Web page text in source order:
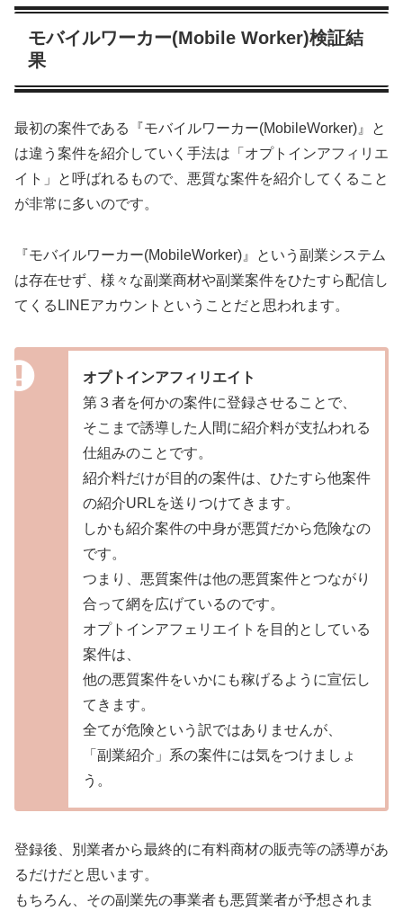
モバイルワーカー(Mobile Worker)検証結
果
最初の案件である『モバイルワーカー(MobileWorker)』と
は違う案件を紹介していく手法は「オプトインアフィリエ
イト」と呼ばれるもので、悪質な案件を紹介してくること
が非常に多いのです。
『モバイルワーカー(MobileWorker)』という副業システム
は存在せず、様々な副業商材や副業案件をひたすら配信し
てくるLINEアカウントということだと思われます。
オプトインアフィリエイト
第３者を何かの案件に登録させることで、
そこまで誘導した人間に紹介料が支払われる
仕組みのことです。
紹介料だけが目的の案件は、ひたすら他案件
の紹介URLを送りつけてきます。
しかも紹介案件の中身が悪質だから危険なの
です。
つまり、悪質案件は他の悪質案件とつながり
合って網を広げているのです。
オプトインアフェリエイトを目的としている
案件は、
他の悪質案件をいかにも稼げるように宣伝し
てきます。
全てが危険という訳ではありませんが、
「副業紹介」系の案件には気をつけましょ
う。
登録後、別業者から最終的に有料商材の販売等の誘導があ
るだけだと思います。
もちろん、その副業先の事業者も悪質業者が予想されま